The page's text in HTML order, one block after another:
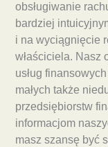
obsługiwanie
bardziej
i na wyciągnięcie
właściciela. Nasz
usług
małych także
przedsiębiorstw
informacjom
masz szansę być